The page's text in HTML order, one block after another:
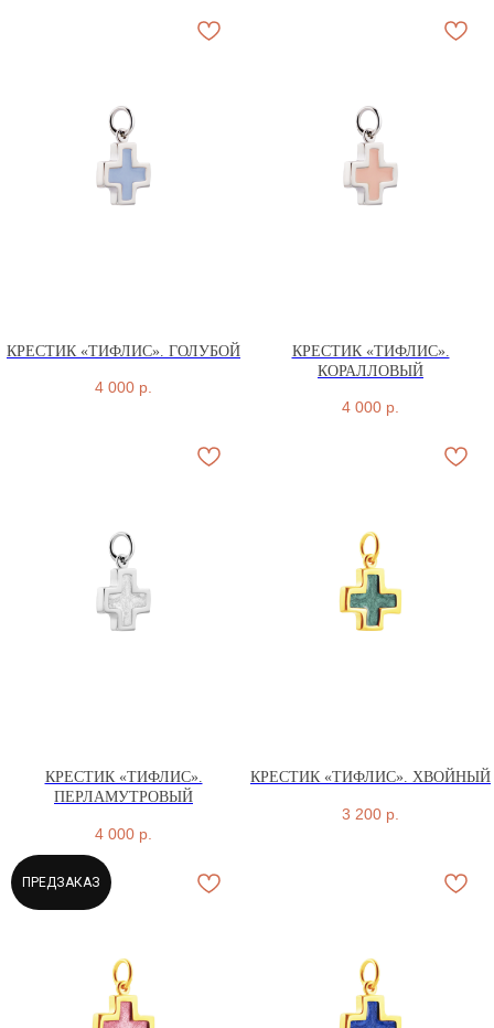
КРЕСТИК «ТИФЛИС». ГОЛУБОЙ
4 000 р.
КРЕСТИК «ТИФЛИС».
КОРАЛЛОВЫЙ
4 000 р.
КРЕСТИК «ТИФЛИС».
ПЕРЛАМУТРОВЫЙ
4 000 р.
КРЕСТИК «ТИФЛИС». ХВОЙНЫЙ
3 200 р.
ПРЕДЗАКАЗ